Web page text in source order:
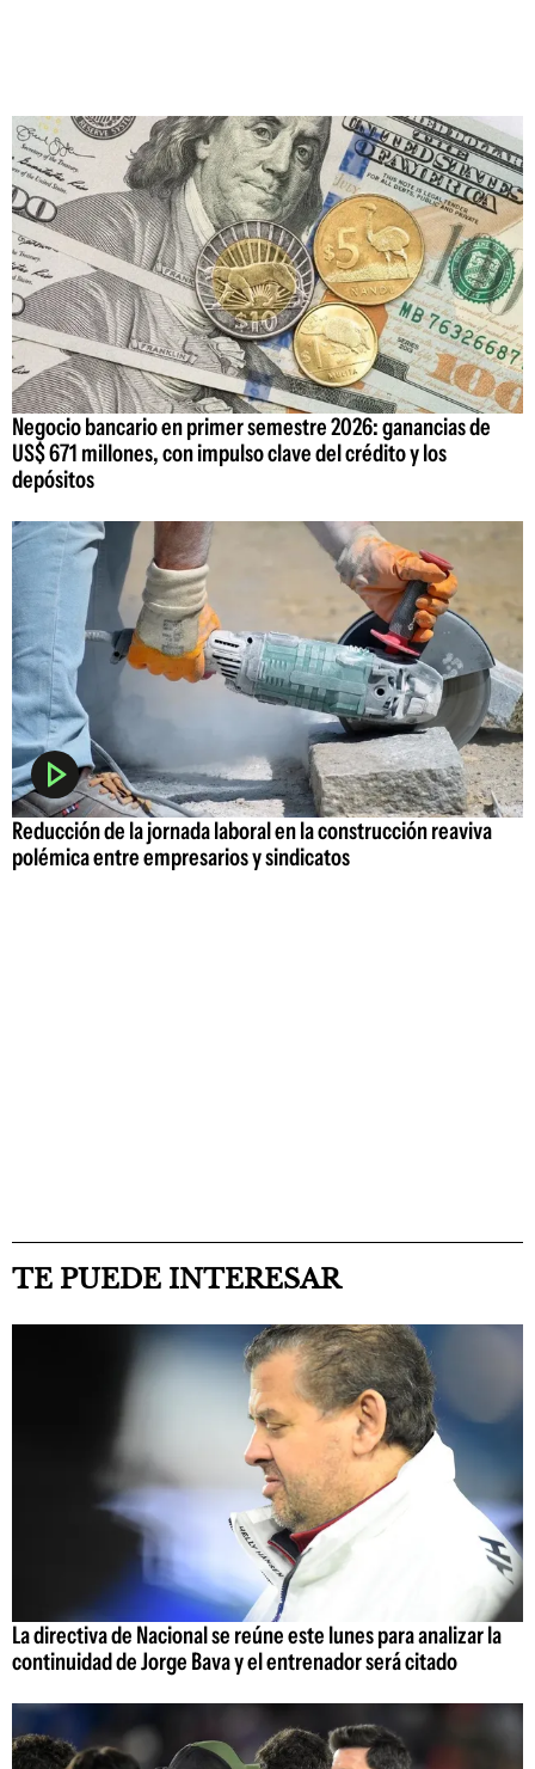
Negocio bancario en primer semestre 2026: ganancias de
US$ 671 millones, con impulso clave del crédito y los
depósitos
Reducción de la jornada laboral en la construcción reaviva
polémica entre empresarios y sindicatos
TE PUEDE INTERESAR
La directiva de Nacional se reúne este lunes para analizar la
continuidad de Jorge Bava y el entrenador será citado